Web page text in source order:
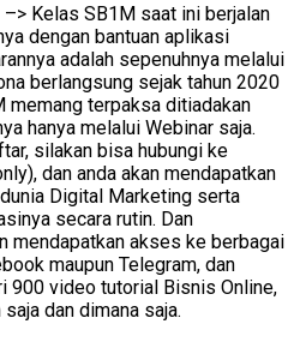
Kelas SB1M saat ini berjalan
dengan bantuan aplikasi
adalah sepenuhnya melalui
berlangsung sejak tahun 2020
memang terpaksa ditiadakan
hanya melalui Webinar saja.
silakan bisa hubungi ke
dan anda akan mendapatkan
Digital Marketing serta
secara rutin. Dan
mendapatkan akses ke berbagai
maupun Telegram, dan
900 video tutorial Bisnis Online,
dan dimana saja.